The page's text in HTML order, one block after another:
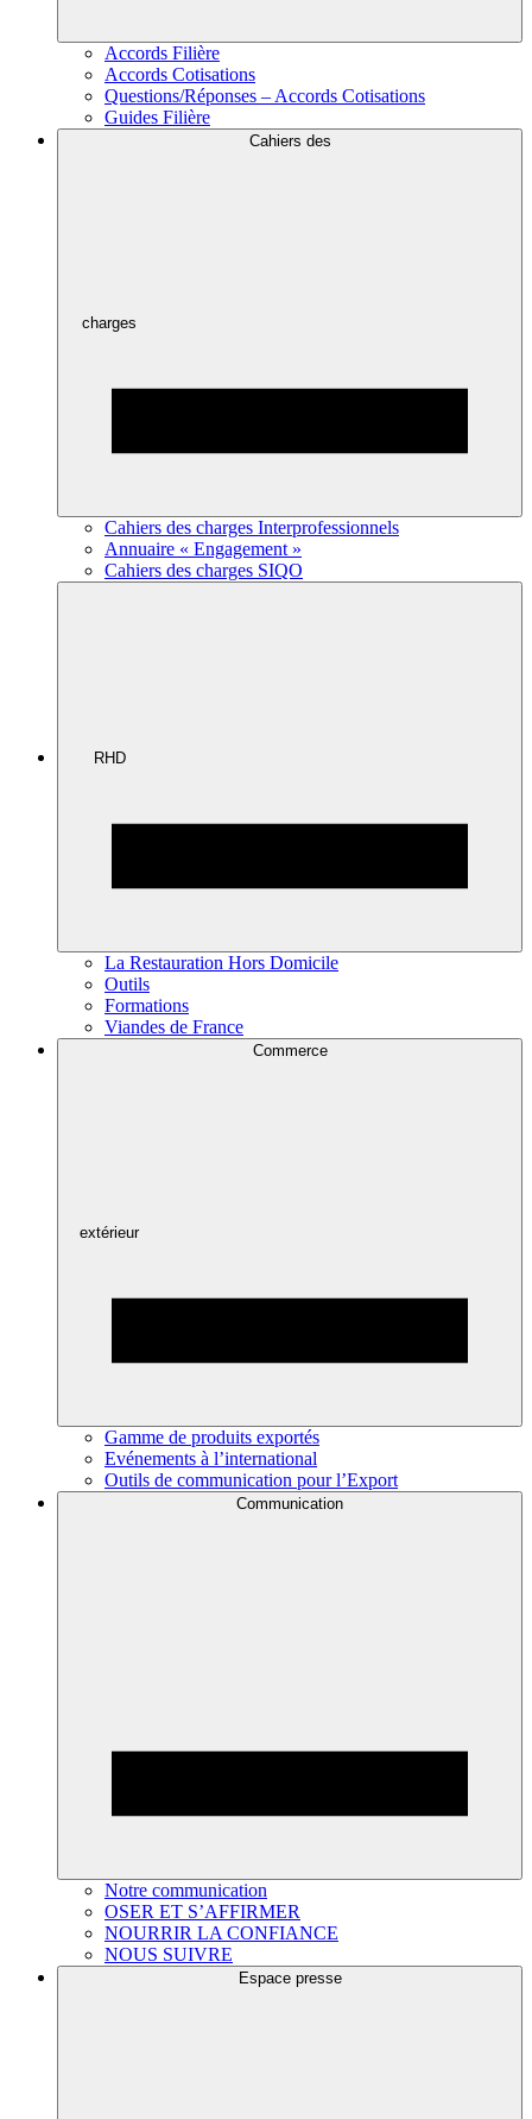
Accords Filière
Accords Cotisations
Questions/Réponses – Accords Cotisations
Guides Filière
Cahiers des
charges
Cahiers des charges Interprofessionnels
Annuaire « Engagement »
Cahiers des charges SIQO
RHD
La Restauration Hors Domicile
Outils
Formations
Viandes de France
Commerce
extérieur
Gamme de produits exportés
Evénements à l’international
Outils de communication pour l’Export
Communication
Notre communication
OSER ET S’AFFIRMER
NOURRIR LA CONFIANCE
NOUS SUIVRE
Espace presse